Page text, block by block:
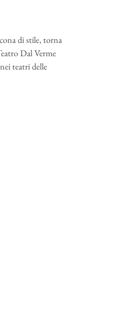
di stile, torna
Dal Verme
teatri delle